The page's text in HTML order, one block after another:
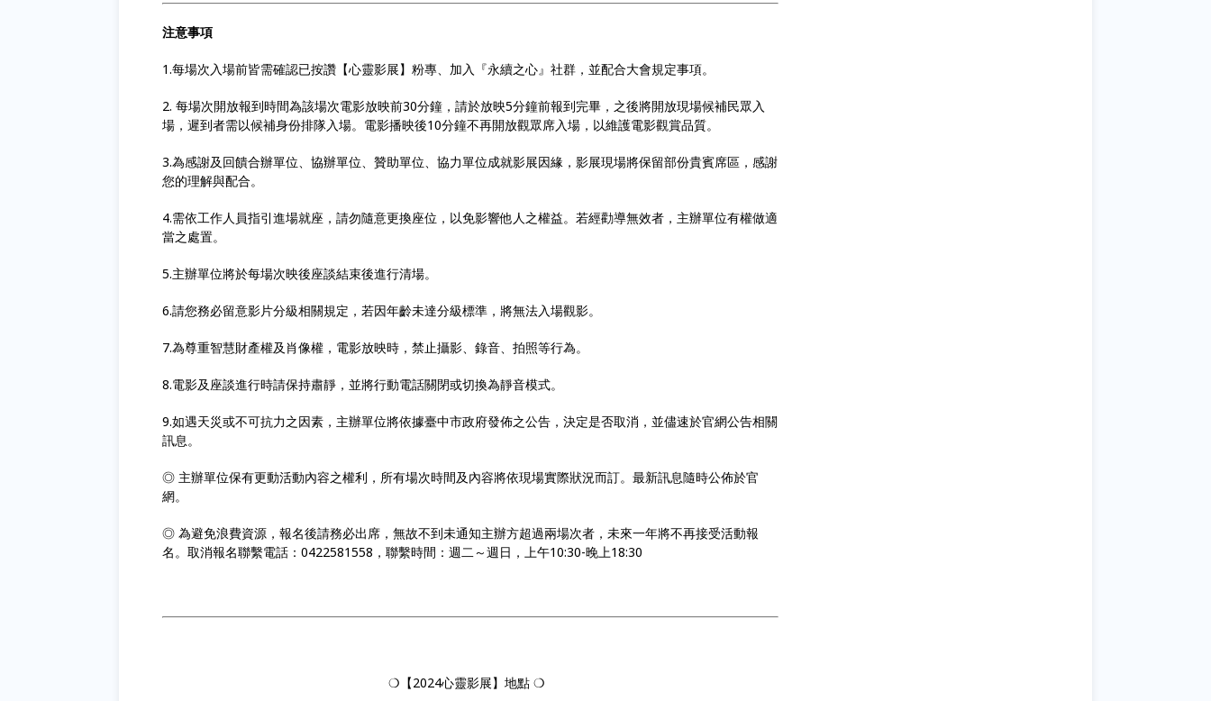
注意事項
1.每場次入場前皆需確認已按讚【心靈影展】粉專、加入『永續之心』社群，並配合大會規定事項。
2. 每場次開放報到時間為該場次電影放映前30分鐘，請於放映5分鐘前報到完畢，之後將開放現場候補民眾入
場，遲到者需以候補身份排隊入場。電影播映後10分鐘不再開放觀眾席入場，以維護電影觀賞品質。
3.為感謝及回饋合辦單位、協辦單位、贊助單位、協力單位成就影展因緣，影展現場將保留部份貴賓席區，感謝
您的理解與配合。
4.需依工作人員指引進場就座，請勿隨意更換座位，以免影響他人之權益。若經勸導無效者，主辦單位有權做適
當之處置。
5.主辦單位將於每場次映後座談結束後進行清場。
6.請您務必留意影片分級相關規定，若因年齡未達分級標準，將無法入場觀影。
7.為尊重智慧財產權及肖像權，電影放映時，禁止攝影、錄音、拍照等行為。
8.電影及座談進行時請保持肅靜，並將行動電話關閉或切換為靜音模式。
9.如遇天災或不可抗力之因素，主辦單位將依據臺中市政府發佈之公告，決定是否取消，並儘速於官網公告相關
訊息。
◎ 主辦單位保有更動活動內容之權利，所有場次時間及內容將依現場實際狀況而訂。最新訊息隨時公佈於官
網。
◎ 為避免浪費資源，報名後請務必出席，無故不到未通知主辦方超過兩場次者，未來一年將不再接受活動報
名。取消報名聯繫電話：0422581558，聯繫時間：週二～週日，上午10:30-晚上18:30
❍【2024心靈影展】地點 ❍